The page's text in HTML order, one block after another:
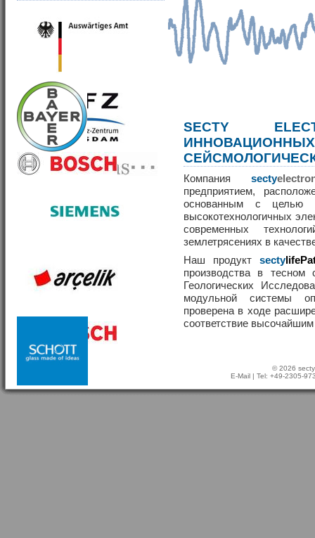
SECTY
Компания secty
предприятием,
основанным с целью
высокотехнологичных
современных
землетрясениях в
Наш продукт secty
производства в тесном
Геологических
модульной системы
проверена в ходе
соответствие
© 2026
E-Mail | Tel: +49-2305-